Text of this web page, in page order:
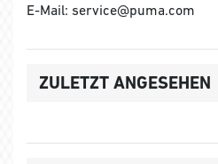
E-Mail: service@puma.com
ZULETZT ANGESEHEN